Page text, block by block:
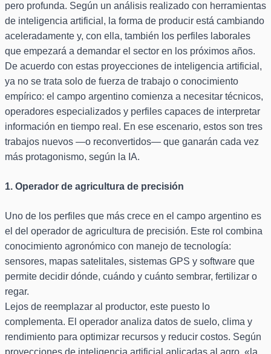
pero profunda. Según un análisis realizado con herramientas
de inteligencia artificial, la forma de producir está cambiando
aceleradamente y, con ella, también los perfiles laborales
que empezará a demandar el sector en los próximos años.
De acuerdo con estas proyecciones de inteligencia artificial,
ya no se trata solo de fuerza de trabajo o conocimiento
empírico: el campo argentino comienza a necesitar técnicos,
operadores especializados y perfiles capaces de interpretar
información en tiempo real. En ese escenario, estos son tres
trabajos nuevos —o reconvertidos— que ganarán cada vez
más protagonismo, según la IA.
1. Operador de agricultura de precisión
Uno de los perfiles que más crece en el campo argentino es
el del operador de agricultura de precisión. Este rol combina
conocimiento agronómico con manejo de tecnología:
sensores, mapas satelitales, sistemas GPS y software que
permite decidir dónde, cuándo y cuánto sembrar, fertilizar o
regar.
Lejos de reemplazar al productor, este puesto lo
complementa. El operador analiza datos de suelo, clima y
rendimiento para optimizar recursos y reducir costos. Según
proyecciones de inteligencia artificial aplicadas al agro, «la